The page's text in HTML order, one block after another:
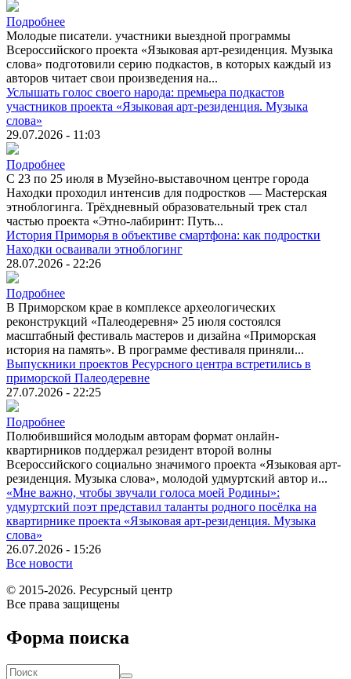
Подробнее
Молодые писатели. участники выездной программы
Всероссийского проекта «Языковая арт-резиденция. Музыка
слова» подготовили серию подкастов, в которых каждый из
авторов читает свои произведения на...
Услышать голос своего народа: премьера подкастов
участников проекта «Языковая арт-резиденция. Музыка
слова»
29.07.2026 - 11:03
Подробнее
С 23 по 25 июля в Музейно-выставочном центре города
Находки проходил интенсив для подростков — Мастерская
этноблогинга. Трёхдневный образовательный трек стал
частью проекта «Этно-лабиринт: Путь...
История Приморья в объективе смартфона: как подростки
Находки осваивали этноблогинг
28.07.2026 - 22:26
Подробнее
В Приморском крае в комплексе археологических
реконструкций «Палеодеревня» 25 июля состоялся
масштабный фестиваль мастеров и дизайна «Приморская
история на память». В программе фестиваля приняли...
Выпускники проектов Ресурсного центра встретились в
приморской Палеодеревне
27.07.2026 - 22:25
Подробнее
Полюбившийся молодым авторам формат онлайн-
квартирников поддержал резидент второй волны
Всероссийского социально значимого проекта «Языковая арт-
резиденция. Музыка слова», молодой удмуртский автор и...
«Мне важно, чтобы звучали голоса моей Родины»:
удмуртский поэт представил таланты родного посёлка на
квартирнике проекта «Языковая арт-резиденция. Музыка
слова»
26.07.2026 - 15:26
Все новости
© 2015-2026. Ресурсный центр
Все права защищены
Форма поиска